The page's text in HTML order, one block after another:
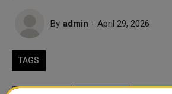
By admin - April 29, 2026
TAGS